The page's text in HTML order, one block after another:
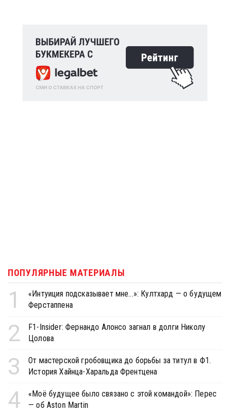
ПОПУЛЯРНЫЕ МАТЕРИАЛЫ
1
«Интуиция подсказывает мне...»: Култхард — о будущем
Ферстаппена
2
F1-Insider: Фернандо Алонсо загнал в долги Николу
Цолова
3
От мастерской гробовщика до борьбы за титул в Ф1.
История Хайнца-Харальда Френтцена
4
«Моё будущее было связано с этой командой»: Перес
— об Aston Martin